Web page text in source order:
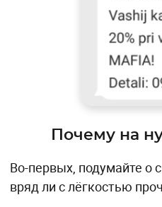
Почему на
Во-первых, подумайте о
вряд ли с лёгкостью